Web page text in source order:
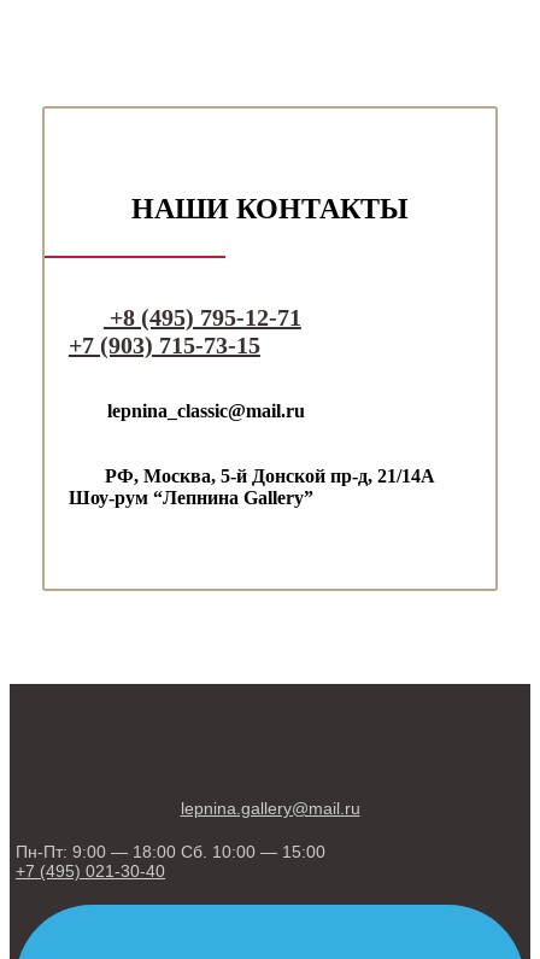
НАШИ КОНТАКТЫ
+8 (495) 795-12-71
+7 (903) 715-73-15
lepnina_classic@mail.ru
РФ, Москва, 5-й Донской пр-д, 21/14А
Шоу-рум “Лепнина Gallery”
lepnina.gallery@mail.ru
Пн-Пт: 9:00 — 18:00 Сб. 10:00 — 15:00
+7 (495) 021-30-40